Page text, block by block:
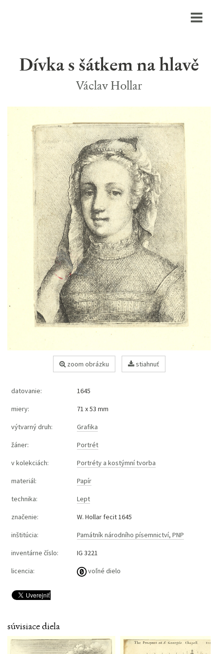
Dívka s šátkem na hlavě
Václav Hollar
zoom obrázku stiahnuť
datovanie: 1645
miery: 71 x 53 mm
výtvarný druh: Grafika
žáner: Portrét
v kolekciách: Portréty a kostýmní tvorba
materiál: Papír
technika: Lept
značenie: W. Hollar fecit 1645
inštitúcia: Památník národního písemnictví, PNP
inventárne číslo: IG 3221
licencia: voľné dielo
súvisiace diela